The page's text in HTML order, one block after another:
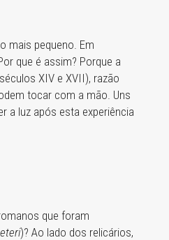
mais pequeno. Em
que é assim? Porque a
XIV e XVII), razão
tocar com a mão. Uns
a luz após esta experiência
que foram
)? Ao lado dos relicários,